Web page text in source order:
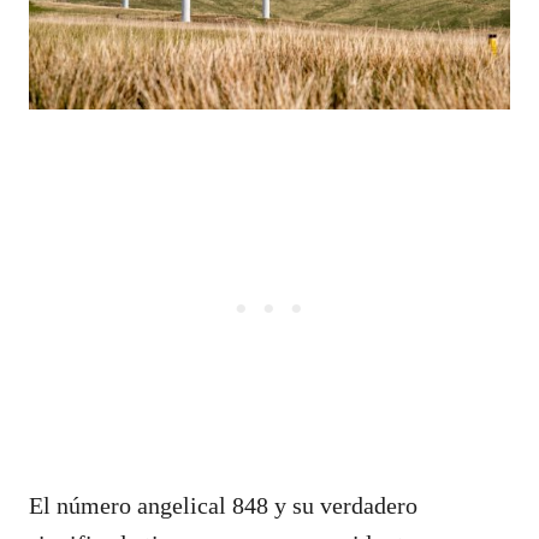
El número angelical 848 y su verdadero